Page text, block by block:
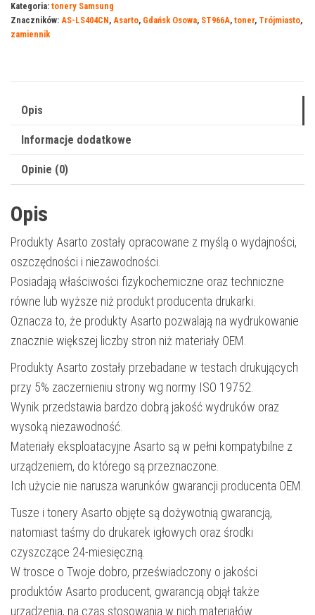
Samsung
404CN
1000
cyan
Kategoria: tonery Samsung
Znaczników: AS-LS404CN, Asarto, Gdańsk Osowa, ST966A, toner, Trójmiasto,
zamiennik
Opis
Informacje dodatkowe
Opinie (0)
Opis
Produkty Asarto zostały opracowane z myślą o wydajności,
oszczędności i niezawodności.
Posiadają właściwości fizykochemiczne oraz techniczne
równe lub wyższe niż produkt producenta drukarki.
Oznacza to, że produkty Asarto pozwalają na wydrukowanie
znacznie większej liczby stron niż materiały OEM.
Produkty Asarto zostały przebadane w testach drukujących
przy 5% zaczernieniu strony wg normy ISO 19752.
Wynik przedstawia bardzo dobrą jakość wydruków oraz
wysoką niezawodność.
Materiały eksploatacyjne Asarto są w pełni kompatybilne z
urządzeniem, do którego są przeznaczone.
Ich użycie nie narusza warunków gwarancji producenta OEM.
Tusze i tonery Asarto objęte są dożywotnią gwarancją,
natomiast taśmy do drukarek igłowych oraz środki
czyszczące 24-miesięczną.
W trosce o Twoje dobro, przeświadczony o jakości
produktów Asarto producent, gwarancją objął także
urządzenia, na czas stosowania w nich materiałów